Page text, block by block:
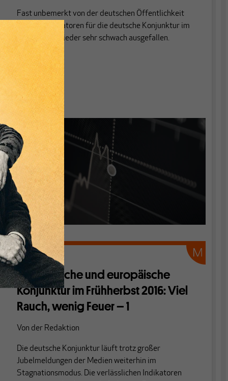
Fast unbemerkt von der deutschen Öffentlichkeit
sind die Indikatoren für die deutsche Konjunktur im
September wieder sehr schwach ausgefallen.
KONJUNKTUR
Die deutsche und europäische
Konjunktur im Frühherbst 2016: Viel
Rauch, wenig Feuer – 1
Von der Redaktion
Die deutsche Konjunktur läuft trotz großer
Jubelmeldungen der Medien weiterhin im
Stagnationsmodus. Die verlässlichen Indikatoren